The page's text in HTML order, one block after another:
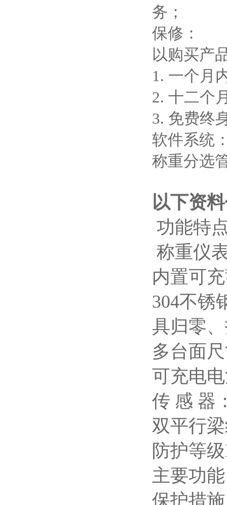
务；
保修：
以购买产
1. 一个月
2. 十二个
3. 免费终
软件系统
称重分选
以下资
功能特
称重仪
内置可
304不锈
具归零
多台面
可充电
传 感 器
双平行
防护等
主要功
保护措